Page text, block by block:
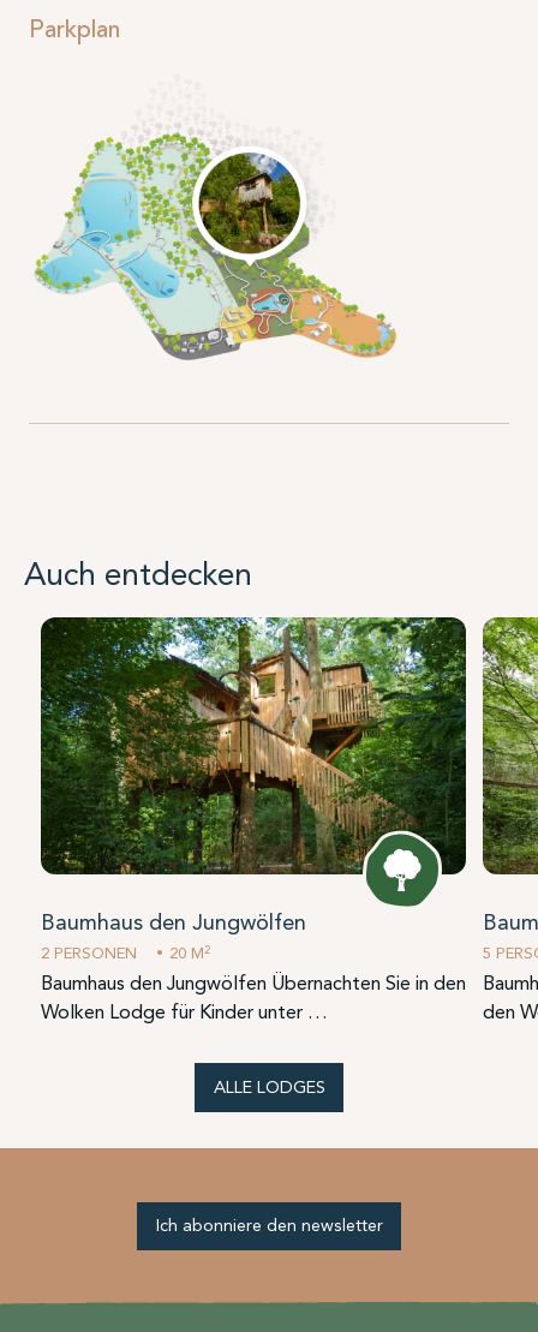
Parkplan
Auch entdecken
Baumhaus den Jungwölfen
2 PERSONEN 20 M2
Baumhaus den Jungwölfen Übernachten Sie in den
Wolken Lodge für Kinder unter …
5
den
ALLE LODGES
Ich abonniere den newsletter